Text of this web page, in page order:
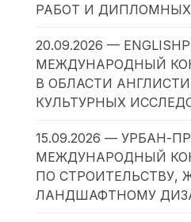
РАБОТ И
20.09.2026 —
МЕЖДУНАРОДНЫЙ
В ОБЛАСТИ
КУЛЬТУРНЫХ
15.09.2026 — УРБАН-
МЕЖДУНАРОДНЫЙ
ПО СТРОИТЕЛЬСТВУ,
ЛАНДШАФТНОМУ